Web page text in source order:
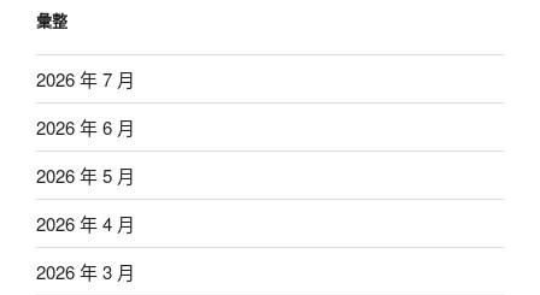
彙整
2026 年 7 月
2026 年 6 月
2026 年 5 月
2026 年 4 月
2026 年 3 月